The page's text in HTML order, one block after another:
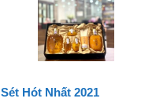
Sét Hót Nhất 2021